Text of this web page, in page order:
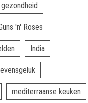
gezondheid
'n' Roses
India
mediterraanse keuken